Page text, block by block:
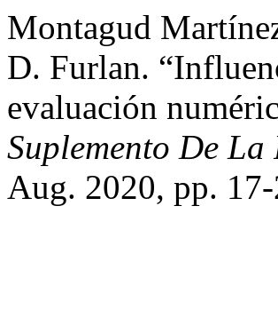
Montagud
D. Furlan.
evaluación
Suplemento De
Aug. 2020, pp.